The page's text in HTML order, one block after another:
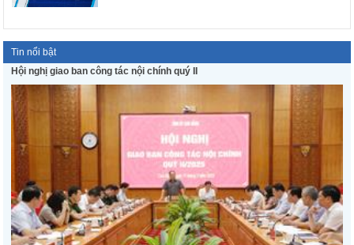
Tin nổi bật
Hội nghị giao ban công tác nội chính quý II